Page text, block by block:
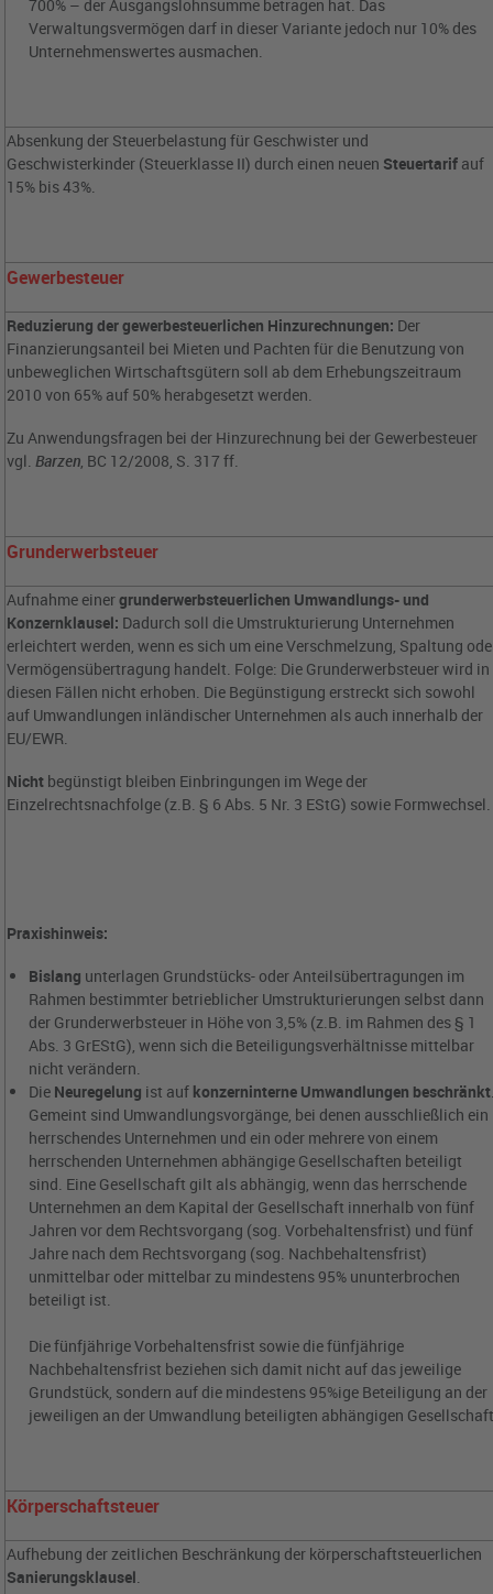
700% – der Ausgangslohnsumme betragen hat. Das
Verwaltungsvermögen darf in dieser Variante jedoch nur 10% des
Unternehmenswertes ausmachen.
Absenkung der Steuerbelastung für Geschwister und
Geschwisterkinder (Steuerklasse II) durch einen neuen Steuertarif auf
15% bis 43%.
Gewerbesteuer
Reduzierung der gewerbesteuerlichen Hinzurechnungen: Der
Finanzierungsanteil bei Mieten und Pachten für die Benutzung von
unbeweglichen Wirtschaftsgütern soll ab dem Erhebungszeitraum
2010 von 65% auf 50% herabgesetzt werden.
Zu Anwendungsfragen bei der Hinzurechnung bei der Gewerbesteuer
vgl.Barzen, BC 12/2008, S. 317 ff.
Grunderwerbsteuer
Aufnahme einergrunderwerbsteuerlichen Umwandlungs- und
Konzernklausel: Dadurch soll die Umstrukturierung Unternehmen
erleichtert werden, wenn es sich um eine Verschmelzung, Spaltung
Vermögensübertragung handelt. Folge: Die Grunderwerbsteuer wird in
diesen Fällen nicht erhoben. Die Begünstigung erstreckt sich sowohl
auf Umwandlungen inländischer Unternehmen als auch innerhalb der
EU/EWR.
Nicht begünstigt bleiben Einbringungen im Wege der
Einzelrechtsnachfolge (z.B. § 6 Abs. 5 Nr. 3 EStG) sowie Formwechsel.
Praxishinweis:
Bislang unterlagen Grundstücks- oder Anteilsübertragungen im
Rahmen bestimmter betrieblicher Umstrukturierungen selbst dann
der Grunderwerbsteuer in Höhe von 3,5% (z.B. im Rahmen des § 1
Abs. 3 GrEStG), wenn sich die Beteiligungsverhältnisse mittelbar
nicht verändern.
Die Neuregelung ist auf konzerninterne Umwandlungen beschränkt
Gemeint sind Umwandlungsvorgänge, bei denen ausschließlich ein
herrschendes Unternehmen und ein oder mehrere von einem
herrschenden Unternehmen abhängige Gesellschaften beteiligt
sind. Eine Gesellschaft gilt als abhängig, wenn das herrschende
Unternehmen an dem Kapital der Gesellschaft innerhalb von fünf
Jahren vor dem Rechtsvorgang (sog. Vorbehaltensfrist) und fünf
Jahre nach dem Rechtsvorgang (sog. Nachbehaltensfrist)
unmittelbar oder mittelbar zu mindestens 95% ununterbrochen
beteiligt ist.
Die fünfjährige Vorbehaltensfrist sowie die fünfjährige
Nachbehaltensfrist beziehen sich damit nicht auf das jeweilige
Grundstück, sondern auf die mindestens 95%ige Beteiligung an der
jeweiligen an der Umwandlung beteiligten abhängigen
Körperschaftsteuer
Aufhebung der zeitlichen Beschränkung der körperschaftsteuerlichen
Sanierungsklausel.